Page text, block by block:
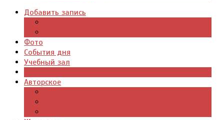
Добавить запись
Фото
События дня
Учебный зал
Авторское